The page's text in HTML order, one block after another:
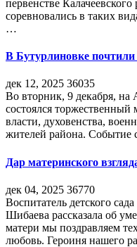
первенстве
соревновались в таких
…
В Бутурлиновке почтили
дек 12, 2025 36035
Во вторник, 9 декабря, на
состоялся торжественный
власти, духовенства,
жителей района. Событие
Дар материнского
дек 04, 2025 36770
Воспитатель детского
Шибаева рассказала об
матери мы поздравляем
любовь. Героиня нашего